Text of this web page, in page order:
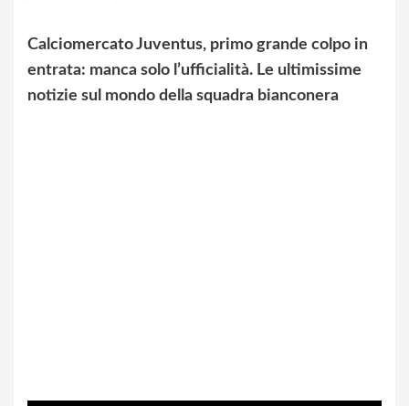
Calciomercato Juventus, primo grande colpo in
entrata: manca solo l’ufficialità. Le ultimissime
notizie sul mondo della squadra bianconera